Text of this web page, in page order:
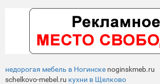
недорогая мебель в Ногинске noginskmeb.ru
schelkovo-mebel.ru кухни в Щелково